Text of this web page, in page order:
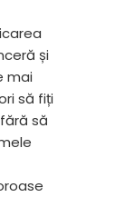
și
mai
să fiți
să